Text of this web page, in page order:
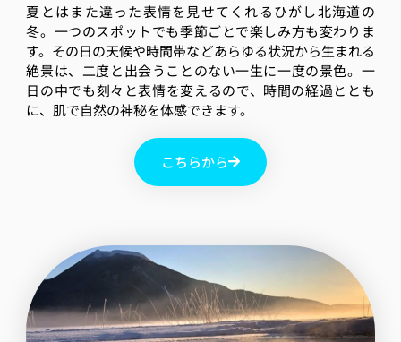
夏とはまた違った表情を見せてくれるひがし北海道の
冬。一つのスポットでも季節ごとで楽しみ方も変わりま
す。その日の天候や時間帯などあらゆる状況から生まれる
絶景は、二度と出会うことのない一生に一度の景色。一
日の中でも刻々と表情を変えるので、時間の経過ととも
に、肌で自然の神秘を体感できます。
こちらから